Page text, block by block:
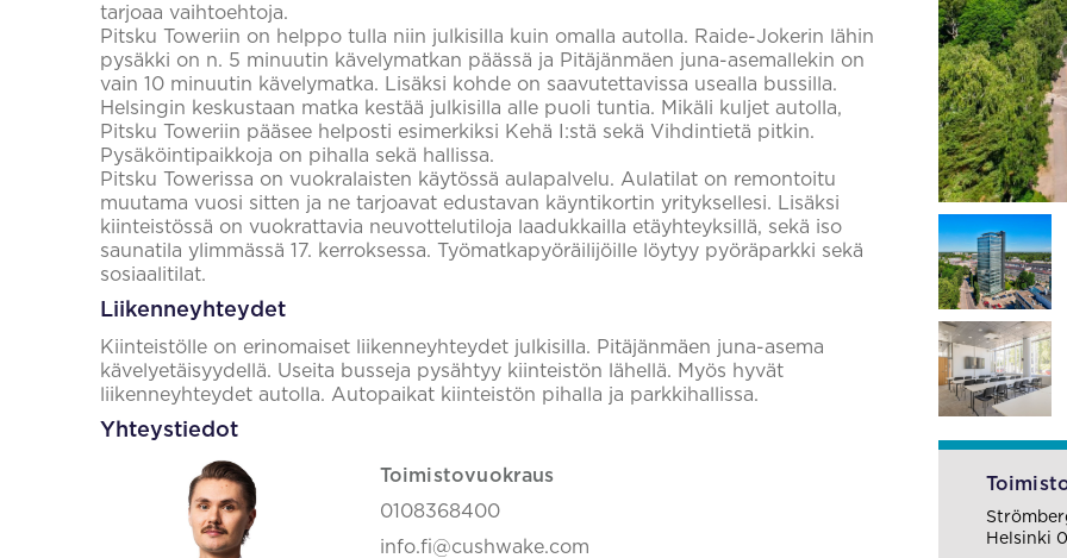
tarjoaa vaihtoehtoja.
Pitsku Toweriin on helppo tulla niin julkisilla kuin omalla autolla. Raide-Jokerin lähin
pysäkki on n. 5 minuutin kävelymatkan päässä ja Pitäjänmäen juna-asemallekin on
vain 10 minuutin kävelymatka. Lisäksi kohde on saavutettavissa usealla bussilla.
Helsingin keskustaan matka kestää julkisilla alle puoli tuntia. Mikäli kuljet autolla,
Pitsku Toweriin pääsee helposti esimerkiksi Kehä I:stä sekä Vihdintietä pitkin.
Pysäköintipaikkoja on pihalla sekä hallissa.
Pitsku Towerissa on vuokralaisten käytössä aulapalvelu. Aulatilat on remontoitu
muutama vuosi sitten ja ne tarjoavat edustavan käyntikortin yrityksellesi. Lisäksi
kiinteistössä on vuokrattavia neuvottelutiloja laadukkailla etäyhteyksillä, sekä iso
saunatila ylimmässä 17. kerroksessa. Työmatkapyöräilijöille löytyy pyöräparkki sekä
sosiaalitilat.
Liikenneyhteydet
Kiinteistölle on erinomaiset liikenneyhteydet julkisilla. Pitäjänmäen juna-asema
kävelyetäisyydellä. Useita busseja pysähtyy kiinteistön lähellä. Myös hyvät
liikenneyhteydet autolla. Autopaikat kiinteistön pihalla ja parkkihallissa.
Yhteystiedot
Toimistovuokraus
0108368400
info.fi@cushwake.com
Helsinki